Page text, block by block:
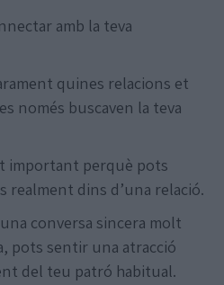
amb la teva
quines relacions et
només buscaven la teva
important perquè pots
realment dins d’una relació.
conversa sincera molt
pots sentir una atracció
del teu patró habitual.